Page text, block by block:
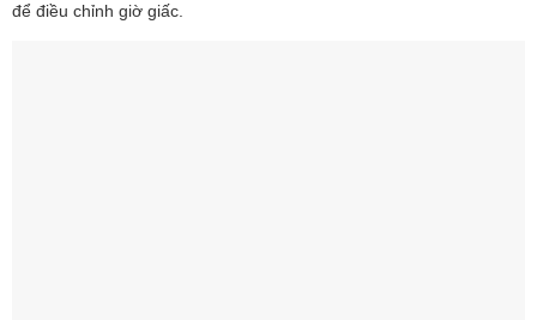
để điều chỉnh giờ giấc.